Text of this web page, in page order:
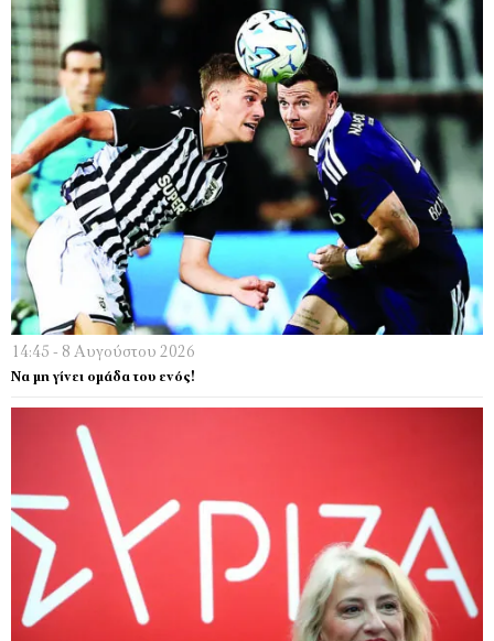
14:45 - 8 Αυγούστου 2026
Να μη γίνει ομάδα του ενός!